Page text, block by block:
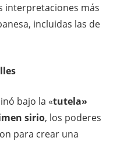
interpretaciones más
incluidas las de
bajo la «tutela»
sirio, los poderes
para crear una